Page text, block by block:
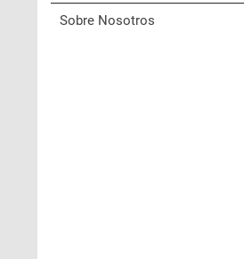
Sobre Nosotros